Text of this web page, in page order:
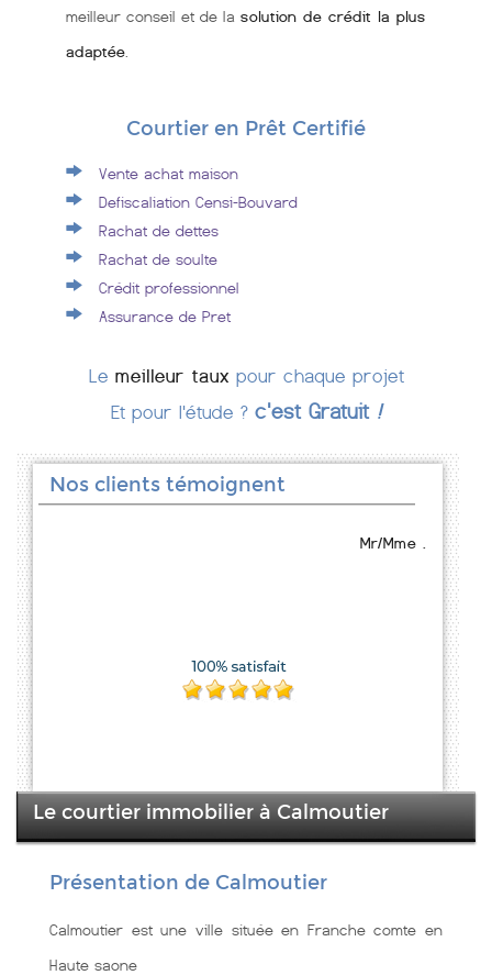
meilleur conseil et de la solution de crédit la plus
adaptée
Courtier en Prêt Certifié
Vente achat maison
Defiscaliation Censi-Bouvard
Rachat de dettes
Rachat de soulte
Crédit professionnel
Assurance de Pret
Le meilleur taux pour chaque projet
Et pour l'étude ? c'est Gratuit !
Nos clients témoignent
Mr/Mme .
Le courtier immobilier à Calmoutier
Présentation de Calmoutier
Calmoutier est une ville située en Franche comte en
Haute saone